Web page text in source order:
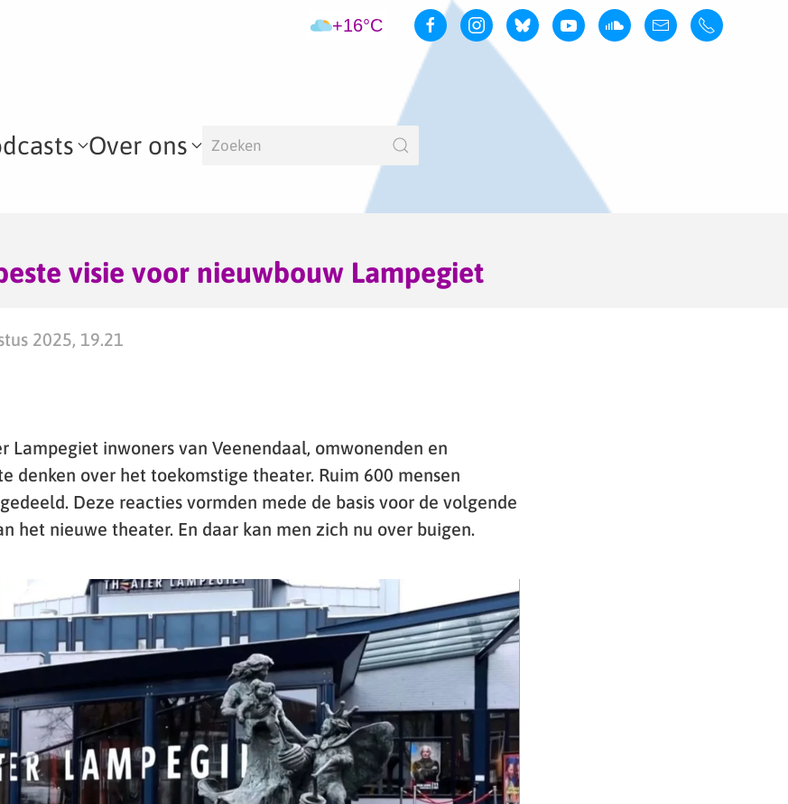
+16°C
Over ons
visie voor nieuwbouw Lampegiet
2025, 19.21
Lampegiet inwoners van Veenendaal, omwonenden en
denken over het toekomstige theater. Ruim 600 mensen
Deze reacties vormden mede de basis voor de volgende
het nieuwe theater. En daar kan men zich nu over buigen.